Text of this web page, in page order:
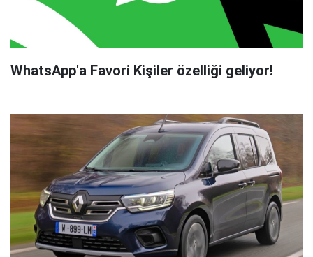
WhatsApp'a Favori Kişiler özelliği geliyor!